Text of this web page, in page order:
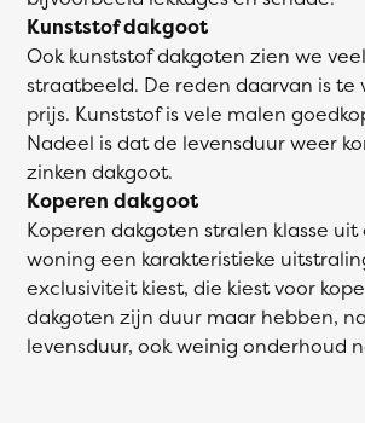
Kunststof dakgoot
Ook kunststof dakgoten zien we
straatbeeld. De reden daarvan is te
prijs. Kunststof is vele malen
Nadeel is dat de levensduur weer
zinken dakgoot.
Koperen dakgoot
Koperen dakgoten stralen klasse
woning een karakteristieke
exclusiviteit kiest, die kiest voor
dakgoten zijn duur maar hebben,
levensduur, ook weinig onderhoud